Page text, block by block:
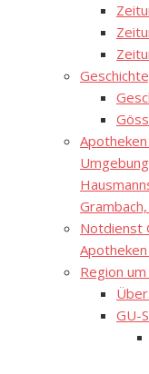
Notdienst
Region
GU-